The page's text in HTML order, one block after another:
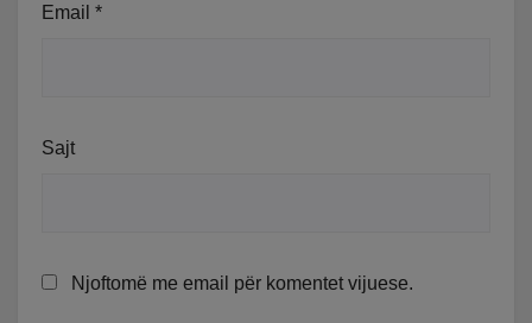
Email *
Sajt
Njoftomë me email për komentet vijuese.